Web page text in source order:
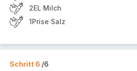
2EL Milch
1Prise Salz
Schritt 6 /6